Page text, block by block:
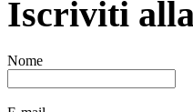
Iscriviti
Nome